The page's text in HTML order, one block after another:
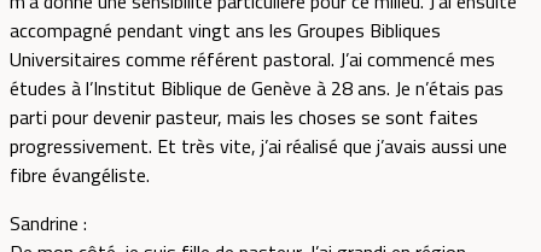
accompagné pendant vingt ans les Groupes Bibliques
Universitaires comme référent pastoral. J’ai commencé mes
études à l’Institut Biblique de Genève à 28 ans. Je n’étais pas
parti pour devenir pasteur, mais les choses se sont faites
progressivement. Et très vite, j’ai réalisé que j’avais aussi une
fibre évangéliste.
Sandrine :